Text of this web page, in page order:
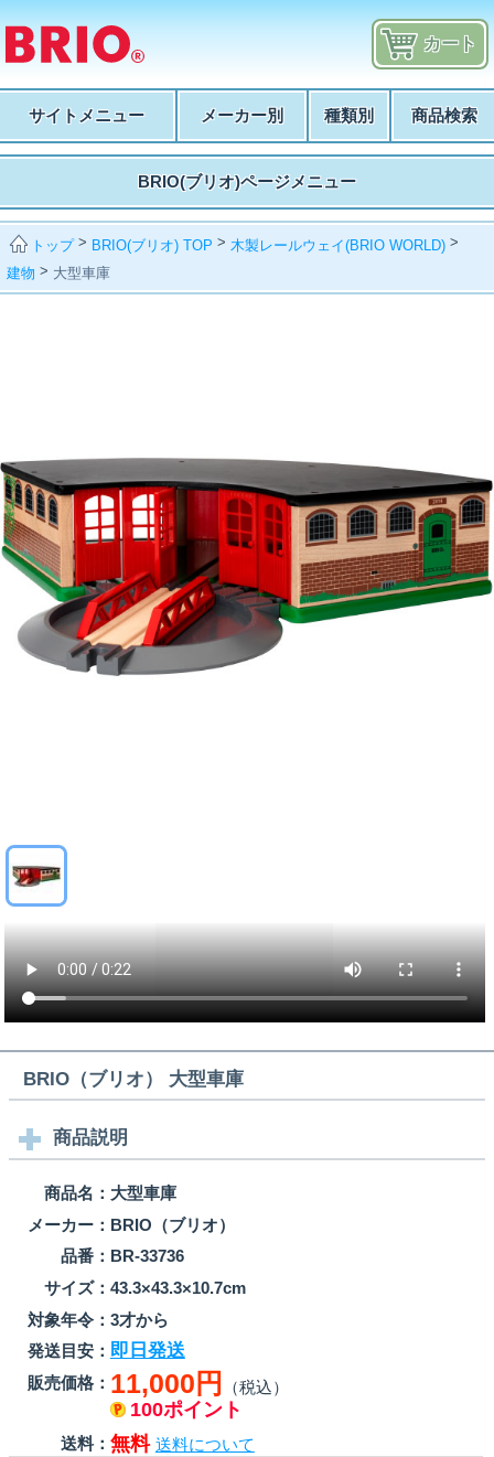
カート
サイトメニュー メーカー別 種類別 商品検索
BRIO(ブリオ)ページメニュー
トップ> BRIO(ブリオ) TOP > 木製レールウェイ(BRIO WORLD) >
建物 > 大型車庫
BRIO（ブリオ） 大型車庫
商品説明
商品名： 大型車庫
メーカー： BRIO（ブリオ）
品番： BR-33736
サイズ： 43.3×43.3×10.7cm
対象年令： 3才から
発送目安： 即日発送
販売価格： 11,000円 （税込）
100ポイント
送料： 無料 送料について